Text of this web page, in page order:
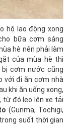
hộ lao động xong
bữa cơm sáng
hè nên phải làm
của mùa hè thì
cơm nước cũng
với đi ăn cơm nhà
khi ăn uống xong,
từ đó leo lên xe tải
(Gunma, Tochigi,
trong suốt thời gian